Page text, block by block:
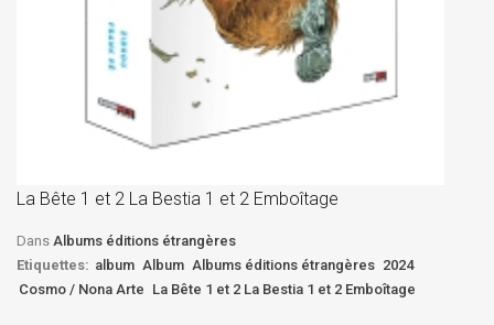
La Bête 1 et 2 La Bestia 1 et 2 Emboîtage
Dans Albums éditions étrangères
Etiquettes: album Album Albums éditions étrangères 2024
Cosmo / Nona Arte La Bête 1 et 2 La Bestia 1 et 2 Emboîtage